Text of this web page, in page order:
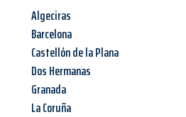
Algeciras
Barcelona
Castellón de la Plana
Dos Hermanas
Granada
La Coruña